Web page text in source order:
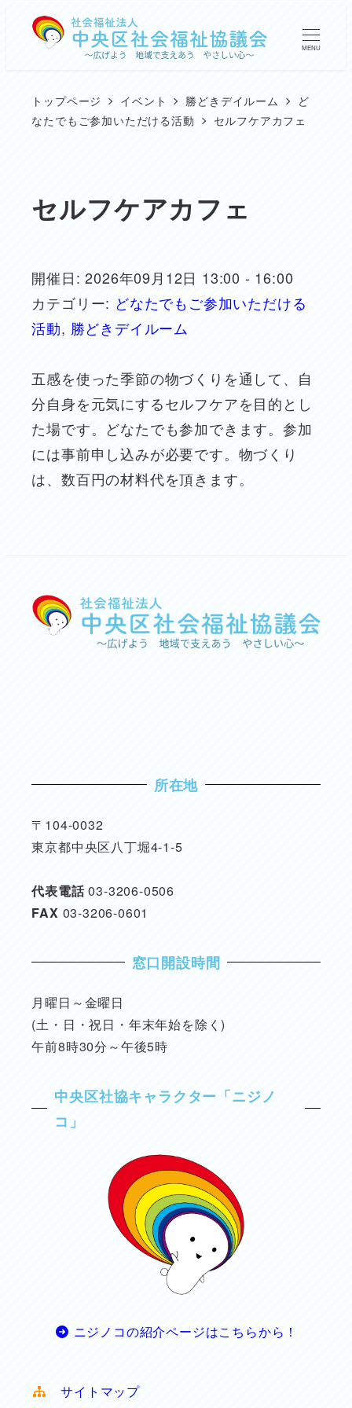
MENU
トップページ イベント 勝どきデイルーム
ど
なたでもご参加いただける活動
セルフケアカフェ
セルフケアカフェ
開催日: 2026年09月12日 13:00 - 16:00
カテゴリー: どなたでもご参加いただける
活動, 勝どきデイルーム
五感を使った季節の物づくりを通して、自
分自身を元気にするセルフケアを目的とし
た場です。どなたでも参加できます。参加
には事前申し込みが必要です。物づくり
は、数百円の材料代を頂きます。
所在地
〒104-0032
東京都中央区八丁堀4-1-5
代表電話03-3206-0506
FAX 03-3206-0601
窓口開設時間
月曜日～金曜日
(土・日・祝日・年末年始を除く)
午前8時30分～午後5時
中央区社協キャラクター「ニジノ
コ」
ニジノコの紹介ページはこちらから！
サイトマップ